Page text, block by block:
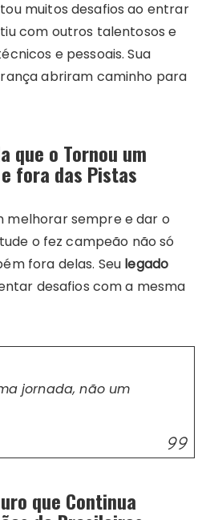
muitos desafios ao entrar
com outros talentosos e
e pessoais. Sua
abriram caminho para
que o Tornou um
fora das Pistas
melhorar sempre e dar o
o fez campeão não só
fora delas. Seu legado
desafios com a mesma
jornada, não um
que Continua